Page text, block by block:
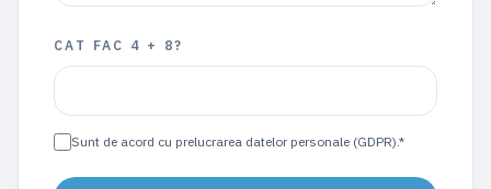
CAT FAC 4 + 8?
Sunt de acord cu prelucrarea datelor personale (GDPR).*